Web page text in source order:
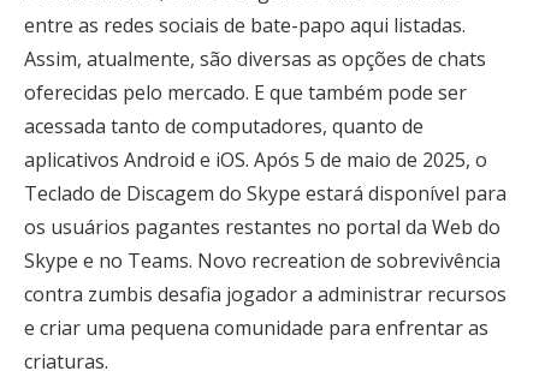
entre as redes sociais de bate-papo aqui listadas.
Assim, atualmente, são diversas as opções de chats
oferecidas pelo mercado. E que também pode ser
acessada tanto de computadores, quanto de
aplicativos Android e iOS. Após 5 de maio de 2025, o
Teclado de Discagem do Skype estará disponível para
os usuários pagantes restantes no portal da Web do
Skype e no Teams. Novo recreation de sobrevivência
contra zumbis desafia jogador a administrar recursos
e criar uma pequena comunidade para enfrentar as
criaturas.